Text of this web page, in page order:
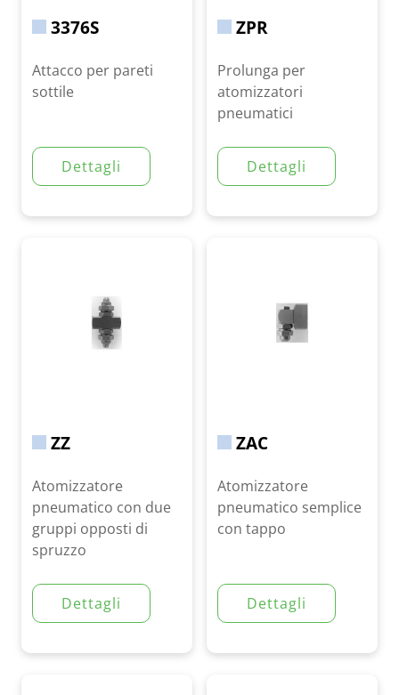
3376S
Attacco per pareti
sottile
Dettagli
ZPR
Prolunga per
atomizzatori
pneumatici
Dettagli
ZZ
Atomizzatore
pneumatico con due
gruppi opposti di
spruzzo
Dettagli
ZAC
Atomizzatore
pneumatico semplice
con tappo
Dettagli